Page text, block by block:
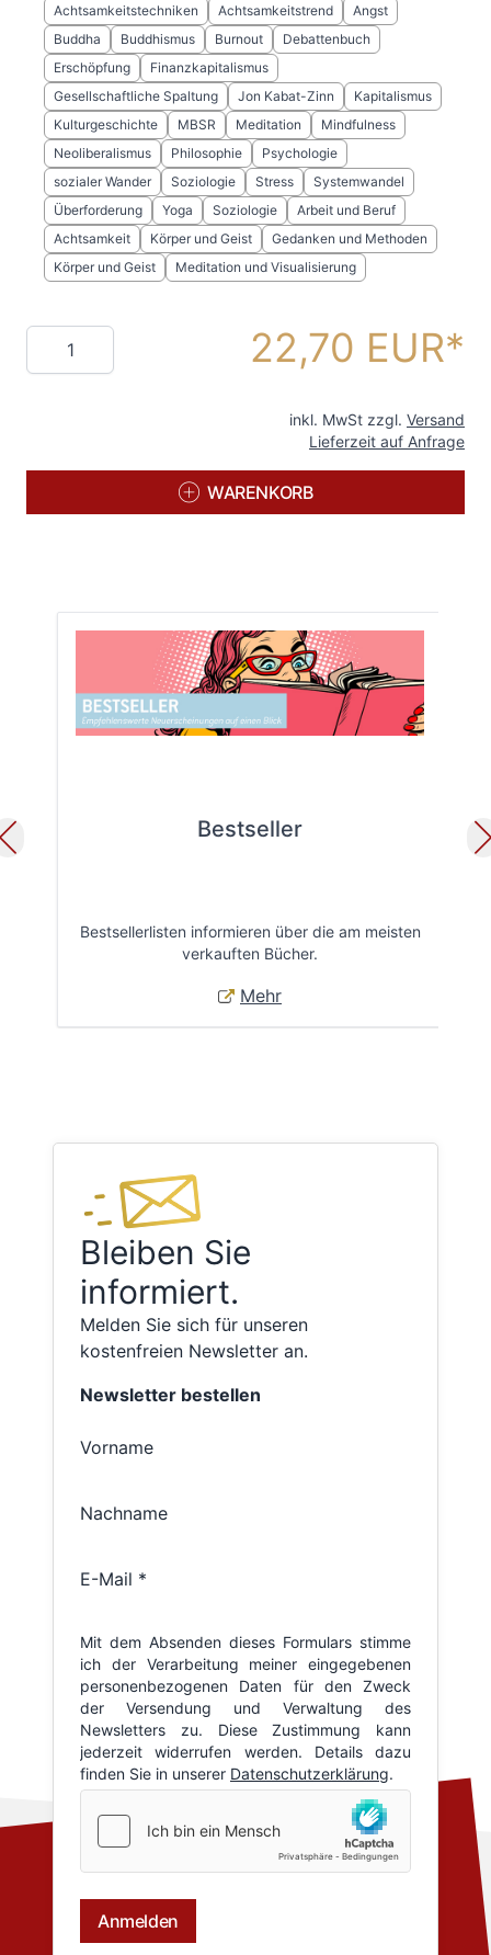
Achtsamkeitstechniken Achtsamkeitstrend
Angst
Buddha
Buddhismus Burnout
Debattenbuch
Erschöpfung
Finanzkapitalismus
Gesellschaftliche Spaltung
Jon Kabat-Zinn
Kapitalismus
Kulturgeschichte
MBSR Meditation
Mindfulness
Neoliberalismus
Philosophie
Psychologie
sozialer Wander
Soziologie Stress
Systemwandel
Überforderung
Yoga Soziologie
Arbeit und Beruf
Achtsamkeit
Körper und Geist
Gedanken und Methoden
Körper und Geist
Meditation und Visualisierung
Menge 22,70 EUR
inkl. MwSt zzgl. Versand
Lieferzeit auf Anfrage
WARENKORB
Bestseller
Bestsellerlisten informieren über die am meisten
verkauften Bücher.
Mehr
Bleiben Sie
informiert.
Melden Sie sich für unseren
kostenfreien Newsletter an.